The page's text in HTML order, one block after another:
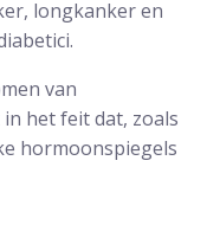
longkanker en
van
het feit dat, zoals
hormoonspiegels